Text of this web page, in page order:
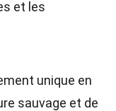
et les
unique en
sauvage et de